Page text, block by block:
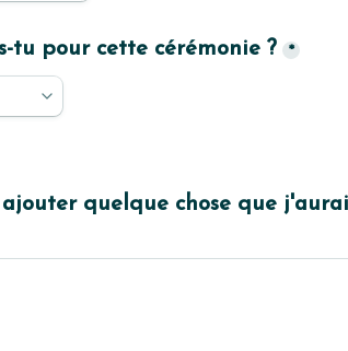
tu pour cette cérémonie ? *
quelque chose que